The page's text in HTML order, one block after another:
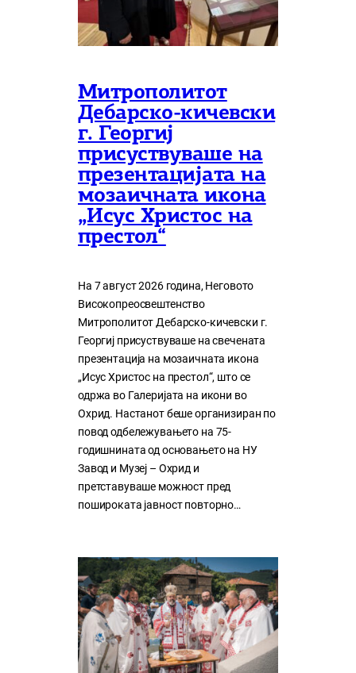
Митрополитот
Дебарско-кичевски
г. Георгиј
присуствуваше на
презентацијата на
мозаичната икона
„Исус Христос на
престол“
На 7 август 2026 година, Неговото
Високопреосвештенство
Митрополитот Дебарско-кичевски г.
Георгиј присуствуваше на свечената
презентација на мозаичната икона
„Исус Христос на престол“, што се
одржа во Галеријата на икони во
Охрид. Настанот беше организиран по
повод одбележувањето на 75-
годишнината од основањето на НУ
Завод и Музеј – Охрид и
претставуваше можност пред
пошироката јавност повторно…